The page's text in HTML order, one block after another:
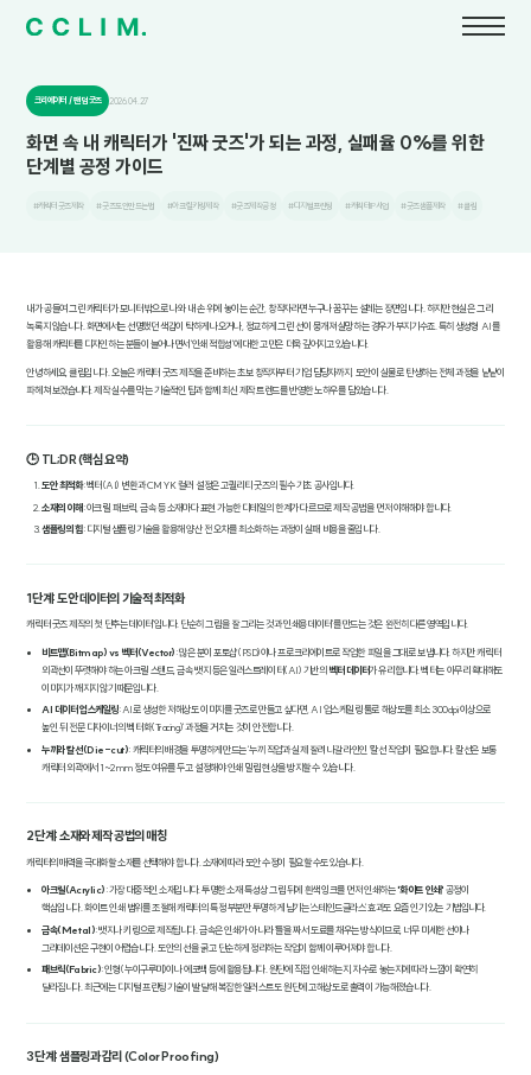
크리에이터 / 팬덤 굿즈 2026.04.27
화면 속 내 캐릭터가 '진짜 굿즈'가 되는 과정, 실패율 0%를 위한
단계별 공정 가이드
#캐릭터굿즈제작 #굿즈도안만드는법 #아크릴키링제작 #굿즈제작공정 #디지털프린팅 #캐릭터IP사업 #굿즈샘플제작 #클림
내가 공들여 그린 캐릭터가 모니터 밖으로 나와 내 손 위에 놓이는 순간, 창작자라면 누구나 꿈꾸는 설레는 장면입니다. 하지만 현실은 그리
녹록지 않습니다. 화면에서는 선명했던 색감이 탁하게 나오거나, 정교하게 그린 선이 뭉개져 실망하는 경우가 부지기수죠. 특히 생성형 AI를
활용해 캐릭터를 디자인하는 분들이 늘어나면서 '인쇄 적합성'에 대한 고민은 더욱 깊어지고 있습니다.
안녕하세요, 클림입니다. 오늘은 캐릭터 굿즈 제작을 준비하는 초보 창작자부터 기업 담당자까지, 도안이 실물로 탄생하는 전체 과정을 낱낱이
파헤쳐 보겠습니다. 제작 실수를 막는 기술적인 팁과 함께 최신 제작 트렌드를 반영한 노하우를 담았습니다.
🕒 TL;DR (핵심 요약)
도안 최적화: 벡터(AI) 변환과 CMYK 컬러 설정은 고퀄리티 굿즈의 필수 기초 공사입니다.
소재의 이해 : 아크릴, 패브릭, 금속 등 소재마다 표현 가능한 디테일의 한계가 다르므로 제작 공법을 먼저 이해해야 합니다.
샘플링의 힘: 디지털 샘플링 기술을 활용해 양산 전 오차를 최소화하는 과정이 실패 비용을 줄입니다.
1단계: 도안 데이터의 기술적 최적화
캐릭터 굿즈 제작의 첫 단추는 '데이터'입니다. 단순히 그림을 잘 그리는 것과 '인쇄용 데이터'를 만드는 것은 완전히 다른 영역입니다.
비트맵(Bitmap) vs 벡터(Vector) : 많은 분이 포토샵(PSD)이나 프로크리에이트로 작업한 파일을 그대로 보냅니다. 하지만 캐릭터
외곽선이 뚜렷해야 하는 아크릴 스탠드, 금속 뱃지 등은 일러스트레이터(AI) 기반의 벡터 데이터가 유리합니다. 벡터는 아무리 확대해도
이미지가 깨지지 않기 때문입니다.
AI 데이터 업스케일링: AI로 생성한 저해상도 이미지를 굿즈로 만들고 싶다면, AI 업스케일링 툴로 해상도를 최소 300dpi 이상으로
높인 뒤 전문 디자이너의 '벡터화(Tracing)' 과정을 거치는 것이 안전합니다.
누끼와 칼선(Die-cut): 캐릭터의 배경을 투명하게 만드는 '누끼 작업'과 실제 잘려 나갈 라인인 '칼선' 작업이 필요합니다. 칼선은 보통
캐릭터 외곽에서 1~2mm 정도 여유를 두고 설정해야 인쇄 밀림 현상을 방지할 수 있습니다.
2단계: 소재와 제작 공법의 매칭
캐릭터의 매력을 극대화할 소재를 선택해야 합니다. 소재에 따라 도안 수정이 필요할 수도 있습니다.
아크릴(Acrylic) : 가장 대중적인 소재입니다. 투명한 소재 특성상 그림 뒤에 흰색 잉크를 먼저 인쇄하는'화이트 인쇄' 공정이
핵심입니다. 화이트 인쇄 범위를 조절해 캐릭터의 특정 부분만 투명하게 남기는 '스테인드글라스' 효과도 요즘 인기 있는 기법입니다.
금속(Metal): 뱃지나 키링으로 제작됩니다. 금속은 인쇄가 아니라 '틀'을 짜서 도료를 채우는 방식이므로, 너무 미세한 선이나
그라데이션은 구현이 어렵습니다. 도안의 선을 굵고 단순하게 정리하는 작업이 함께 이루어져야 합니다.
패브릭(Fabric): 인형(누이구루미)이나 에코백 등에 활용됩니다. 원단에 직접 인쇄하는지, 자수로 놓는지에 따라 느낌이 확연히
달라집니다. 최근에는 디지털 프린팅 기술이 발달해 복잡한 일러스트도 원단에 고해상도로 출력이 가능해졌습니다.
3단계: 샘플링과 감리 (Color Proofing)